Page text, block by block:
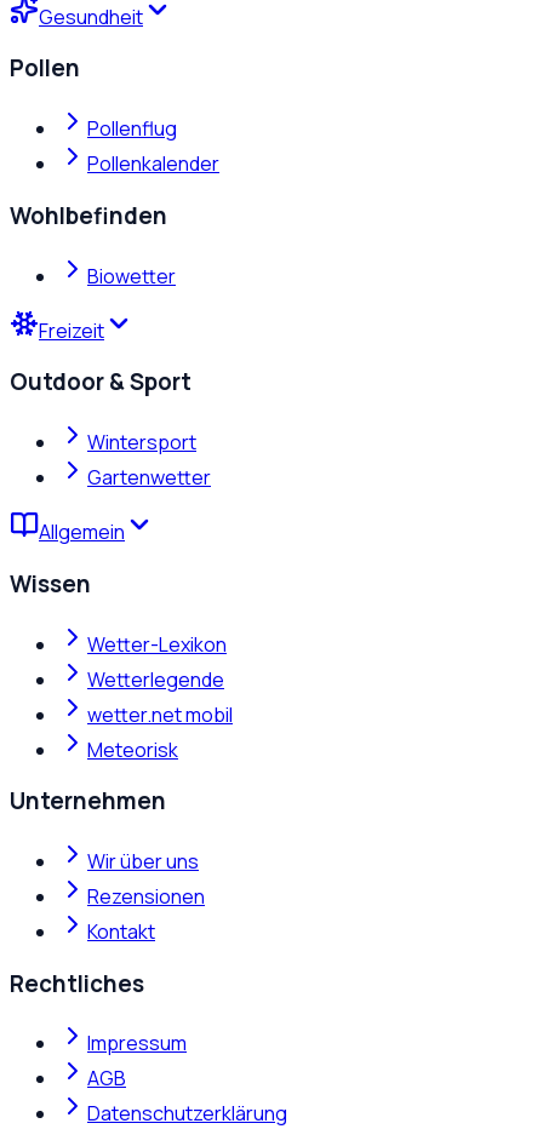
Gesundheit
Pollen
Pollenflug
Pollenkalender
Wohlbefinden
Biowetter
Freizeit
Outdoor & Sport
Wintersport
Gartenwetter
Allgemein
Wissen
Wetter-Lexikon
Wetterlegende
wetter.net mobil
Meteorisk
Unternehmen
Wir über uns
Rezensionen
Kontakt
Rechtliches
Impressum
AGB
Datenschutzerklärung